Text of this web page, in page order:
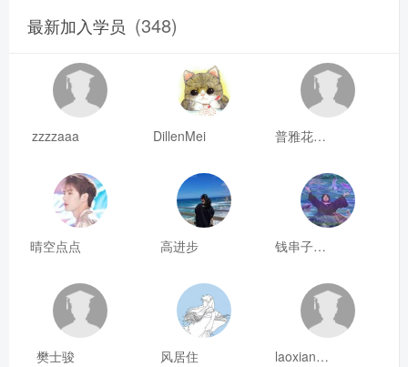
最新加入学员 (348)
zzzzaaa DillenMei 普雅花qya
晴空点点 高进步 钱串子123
樊士骏 风居住 laoxianrou